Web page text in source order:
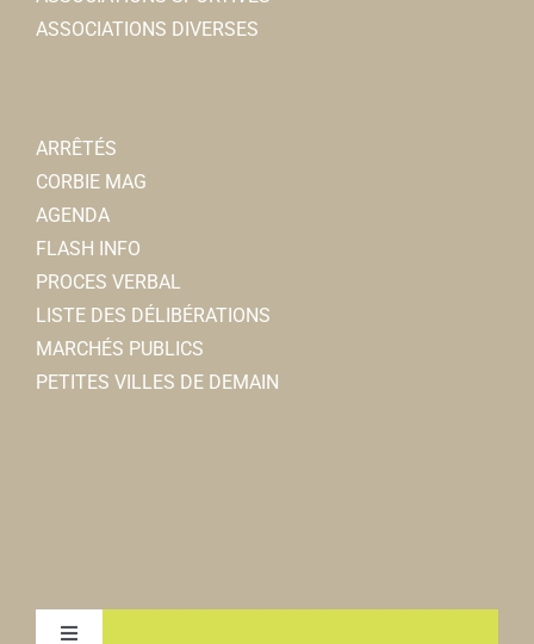
ASSOCIATIONS DIVERSES
ARRÊTÉS
CORBIE MAG
AGENDA
FLASH INFO
PROCES VERBAL
LISTE DES DÉLIBÉRATIONS
MARCHÉS PUBLICS
PETITES VILLES DE DEMAIN